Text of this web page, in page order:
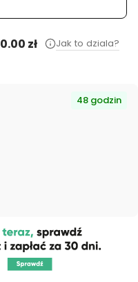
0.00 zł Jak to dziala?
48 godzin